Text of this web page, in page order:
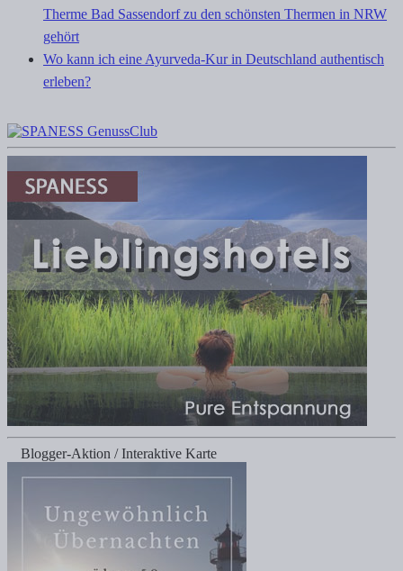
Therme Bad Sassendorf zu den schönsten Thermen in NRW
gehört
Wo kann ich eine Ayurveda-Kur in Deutschland authentisch
erleben?
Blogger-Aktion / Interaktive Karte